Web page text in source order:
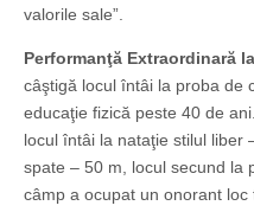
valorile sale”.
Performanţă Extraordinară
câştigă locul întâi la proba de
educaţie fizică peste 40 de
locul întâi la nataţie stilul liber
spate – 50 m, locul secund la
câmp a ocupat un onorant loc